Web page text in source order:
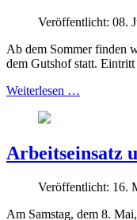
Veröffentlicht: 08.
Ab dem Sommer finden
dem Gutshof statt.
Weiterlesen …
Arbeitseinsatz
Veröffentlicht: 16.
Am Samstag, dem 8.